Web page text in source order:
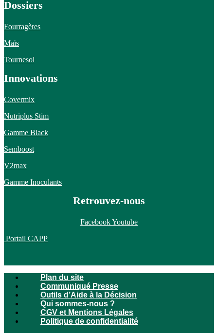
Dossiers
Fourragères
Maïs
Tournesol
Innovations
Covermix
Nutriplus Stim
Gamme Black
Semboost
V2max
Gamme Inoculants
Retrouvez-nous
FacebookYoutube
Portail CAPP
Plan du site
Communiqué Presse
Outils d’Aide à la Décision
Qui sommes-nous ?
CGV et Mentions Légales
Politique de confidentialité